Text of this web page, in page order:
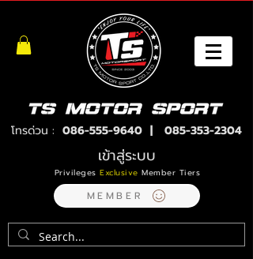
โทรด่วน : 086-555-9640| 085-353-2304
เข้าสู่ระบบ
PrivilegesExclusive Member Tiers
MEMBER